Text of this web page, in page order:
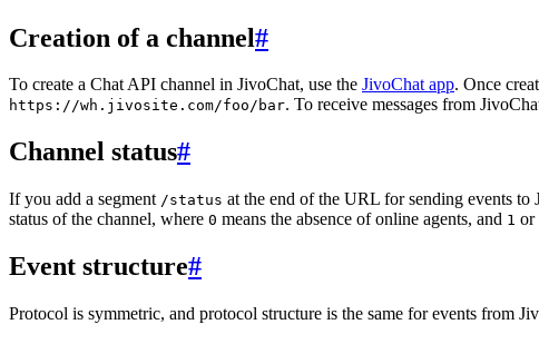
Creation of a channel#
To create a Chat API channel in JivoChat, use the JivoChat app. Once
https://wh.jivosite.com/foo/bar. To receive messages from
Channel status#
If you add a segment /status at the end of the URL for sending events to
status of the channel, where 0 means the absence of online agents, and 1 or
Event structure#
Protocol is symmetric, and protocol structure is the same for events from